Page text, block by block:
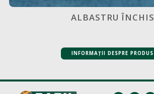
ALBASTRU ÎNCHIS
INFORMAȚII DESPRE PRODUS